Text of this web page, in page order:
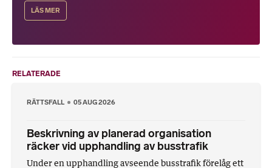
LÄS MER
RELATERADE
RÄTTSFALL 05 AUG 2026
Beskrivning av planerad organisation
räcker vid upphandling av busstrafik
Under en upphandling avseende busstrafik förelåg ett